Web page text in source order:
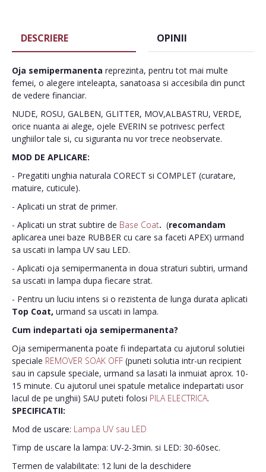
DESCRIERE OPINII
Oja semipermanenta reprezinta, pentru tot mai multe
femei, o alegere inteleapta, sanatoasa si accesibila din punct
de vedere financiar.
NUDE, ROSU, GALBEN, GLITTER, MOV,ALBASTRU, VERDE,
orice nuanta ai alege, ojele EVERIN se potrivesc perfect
unghiilor tale si, cu siguranta nu vor trece neobservate.
MOD DE APLICARE:
- Pregatiti unghia naturala CORECT si COMPLET (curatare,
matuire, cuticule).
- Aplicati un strat de primer.
- Aplicati un strat subtire de Base Coat. (recomandam
aplicarea unei baze RUBBER cu care sa faceti APEX) urmand
sa uscati in lampa UV sau LED.
- Aplicati oja semipermanenta in doua straturi subtiri, urmand
sa uscati in lampa dupa fiecare strat.
- Pentru un luciu intens si o rezistenta de lunga durata aplicati
Top Coat, urmand sa uscati in lampa.
Cum indepartati oja semipermanenta?
Oja semipermanenta poate fi indepartata cu ajutorul solutiei
speciale REMOVER SOAK OFF (puneti solutia intr-un recipient
sau in capsule speciale, urmand sa lasati la inmuiat aprox. 10-
15 minute. Cu ajutorul unei spatule metalice indepartati usor
lacul de pe unghii) SAU puteti folosi PILA ELECTRICA.
SPECIFICATII:
Mod de uscare: Lampa UV sau LED
Timp de uscare la lampa: UV-2-3min. si LED: 30-60sec.
Termen de valabilitate: 12 luni de la deschidere